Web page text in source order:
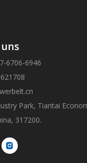
6706-6946
Park, Tiantai
317200.